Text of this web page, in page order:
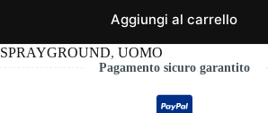
Aggiungi al carrello
SPRAYGROUND, UOMO
Pagamento sicuro garantito